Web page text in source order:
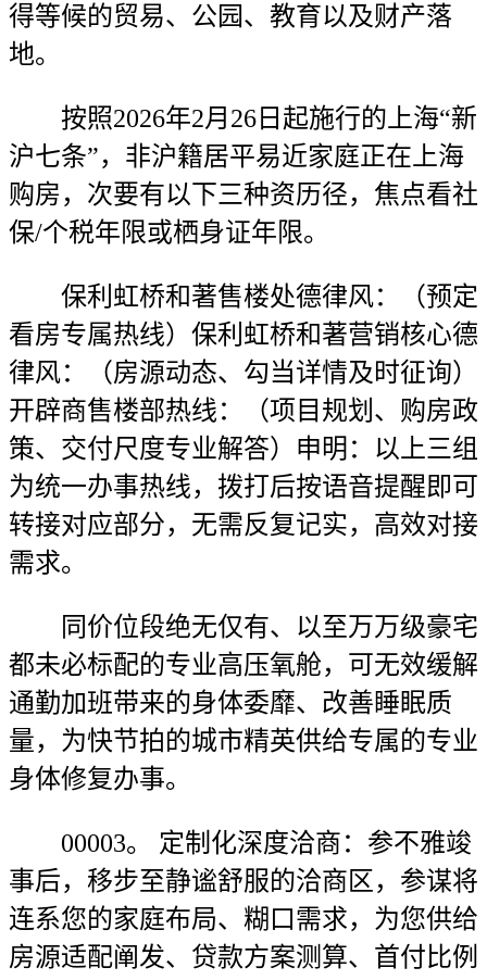
得等候的贸易、公园、教育以及财产落
地。
按照2026年2月26日起施行的上海“新
沪七条”，非沪籍居平易近家庭正在上海
购房，次要有以下三种资历径，焦点看社
保/个税年限或栖身证年限。
保利虹桥和著售楼处德律风：（预定
看房专属热线）保利虹桥和著营销核心德
律风：（房源动态、勾当详情及时征询）
开辟商售楼部热线：（项目规划、购房政
策、交付尺度专业解答）申明：以上三组
为统一办事热线，拨打后按语音提醒即可
转接对应部分，无需反复记实，高效对接
需求。
同价位段绝无仅有、以至万万级豪宅
都未必标配的专业高压氧舱，可无效缓解
通勤加班带来的身体委靡、改善睡眠质
量，为快节拍的城市精英供给专属的专业
身体修复办事。
00003。 定制化深度洽商：参不雅竣
事后，移步至静谧舒服的洽商区，参谋将
连系您的家庭布局、糊口需求，为您供给
房源适配阐发、贷款方案测算、首付比例